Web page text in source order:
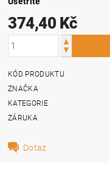
374,40 Kč
KÓD PRODUKTU
ZNAČKA
KATEGORIE
ZÁRUKA
Dotaz